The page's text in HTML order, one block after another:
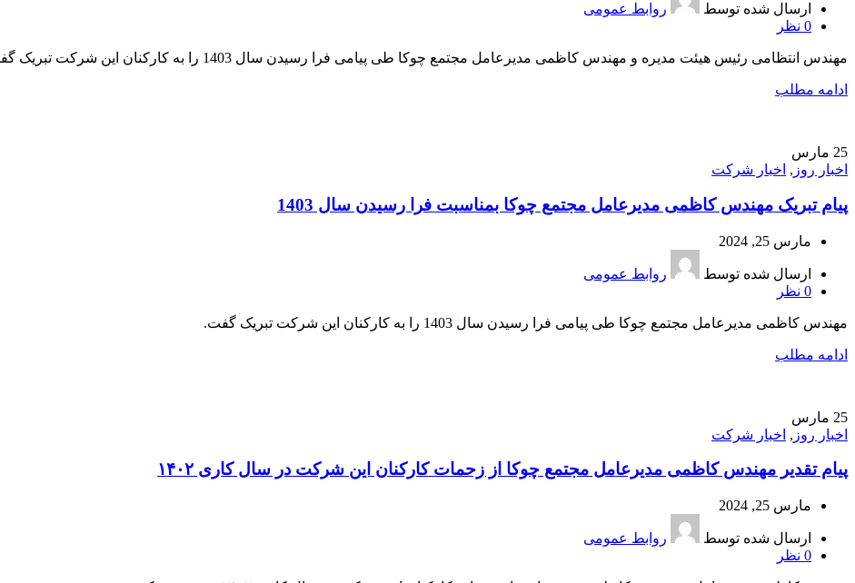
ارسال شده توسط
روابط عمومی
0 نظر
مهندس انتظامی رئیس هیئت مدیره و مهندس کاظمی مدیرعامل مجتمع چوکا طی پیامی فرا رسیدن سال 1403 را به کارکنان این شرکت تبریک گفتند.
ادامه مطلب
25 مارس
اخبار روز , اخبار شرکت
پیام تبریک مهندس کاظمی مدیرعامل مجتمع چوکا بمناسبت فرا رسیدن سال 1403
مارس 25, 2024
ارسال شده توسط
روابط عمومی
0 نظر
مهندس کاظمی مدیرعامل مجتمع چوکا طی پیامی فرا رسیدن سال 1403 را به کارکنان این شرکت تبریک گفت.
ادامه مطلب
25 مارس
اخبار روز , اخبار شرکت
پیام تقدیر مهندس کاظمی مدیرعامل مجتمع چوکا از زحمات کارکنان این شرکت در سال کاری ۱۴۰۲
مارس 25, 2024
ارسال شده توسط
روابط عمومی
0 نظر